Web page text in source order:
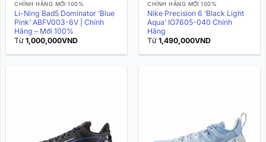
CHÍNH HÃNG MỚI 100%
Li-Ning Bad5 Dominator ‘Blue
Pink’ ABFV003-6V | Chính
Hãng – Mới 100%
Từ1,000,000VND
CHÍNH HÃNG MỚI 100%
Nike Precision 6 ‘Black Light
Aqua’ IO7605-040 Chính
Hãng
Từ1,490,000VND